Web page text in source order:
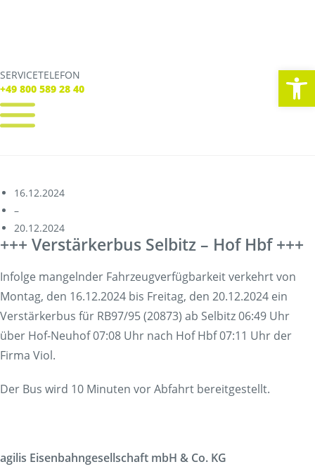
SERVICETELEFON
+49 800 589 28 40
SERVICE TELEFON
+49 800 589 28 40
Verbindungen
Tickets
Freizeit
Service
Unternehmen
16.12.2024
–
20.12.2024
+++ Verstärkerbus Selbitz – Hof Hbf +++
Infolge mangelnder Fahrzeugverfügbarkeit verkehrt von
Montag, den 16.12.2024 bis Freitag, den 20.12.2024 ein
Verstärkerbus für RB97/95 (20873) ab Selbitz 06:49 Uhr
über Hof-Neuhof 07:08 Uhr nach Hof Hbf 07:11 Uhr der
Firma Viol.
Der Bus wird 10 Minuten vor Abfahrt bereitgestellt.
agilis Eisenbahngesellschaft mbH & Co. KG